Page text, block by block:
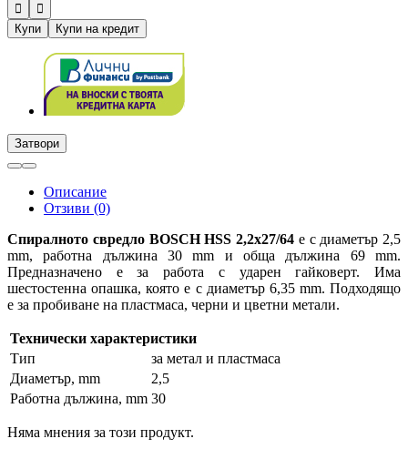


Купи
Купи на кредит
Затвори
Описание
Отзиви (0)
Спиралното свредло BOSCH HSS 2,2x27/64 е с диаметър 2,5
mm, работна дължина 30 mm и обща дължина 69 mm.
Предназначено е за работа с ударен гайковерт. Има
шестостенна опашка, която е с диаметър 6,35 mm. Подходящо
е за пробиване на пластмаса, черни и цветни метали.
Технически характеристики
Тип
за метал и пластмаса
Диаметър, mm
2,5
Работна дължина, mm 30
Няма мнения за този продукт.